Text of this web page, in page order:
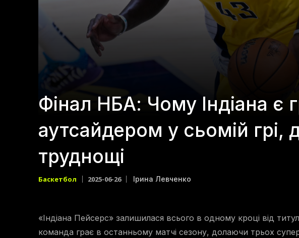
Фінал НБА: Чому Індіана є
аутсайдером у сьомій грі,
труднощі
Баскетбол 2025-06-26 Ірина Левченко
«Індіана Пейсерс» залишилася всього в одному кроці від
команда грає в останньому матчі сезону, долаючи трьох